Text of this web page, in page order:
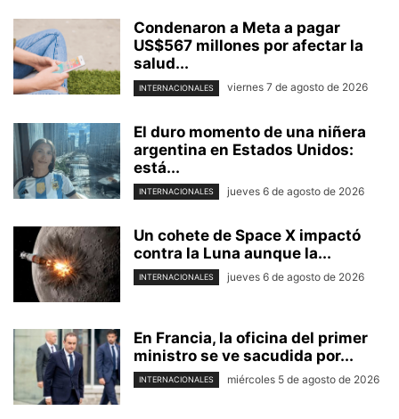
Condenaron a Meta a pagar
US$567 millones por afectar la
salud...
INTERNACIONALES viernes 7 de agosto de 2026
El duro momento de una niñera
argentina en Estados Unidos:
está...
INTERNACIONALES jueves 6 de agosto de 2026
Un cohete de Space X impactó
contra la Luna aunque la...
INTERNACIONALES jueves 6 de agosto de 2026
En Francia, la oficina del primer
ministro se ve sacudida por...
INTERNACIONALES miércoles 5 de agosto de 2026